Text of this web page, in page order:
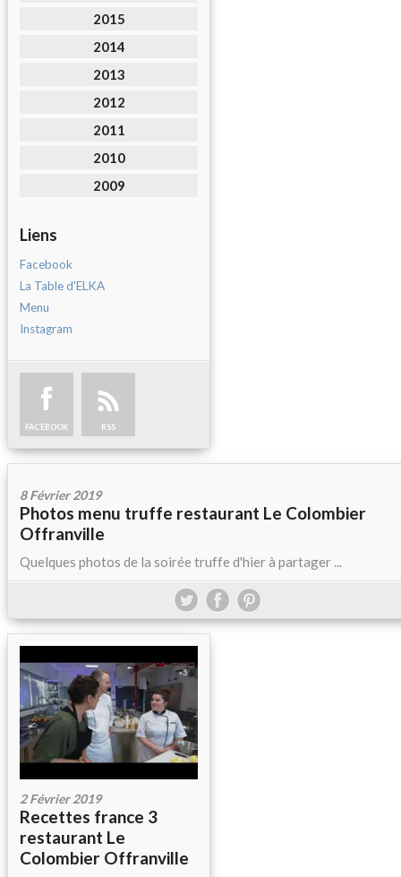
2015
2014
2013
2012
2011
2010
2009
Liens
Facebook
La Table d'ELKA
Menu
Instagram
FACEBOOK RSS
8 Février 2019
Photos menu truffe restaurant Le Colombier
Offranville
Quelques photos de la soirée truffe d'hier à partager ...
2 Février 2019
Recettes france 3
restaurant Le
Colombier Offranville